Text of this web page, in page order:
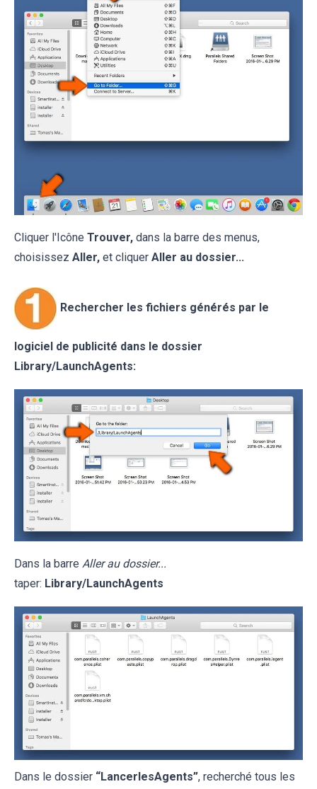
Cliquer l'Icône Trouver, dans la barre des menus,
choisissez Aller, et cliquer Aller au dossier...
Rechercher les fichiers générés par le
logiciel de publicité dans le dossier
Library/LaunchAgents:
Dans la barre Aller au dossier...
taper: Library/LaunchAgents
Dans le dossier “LancerlesAgents”, recherché tous les